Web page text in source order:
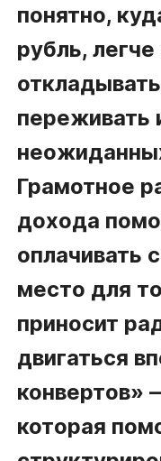
понятно,
рубль,
переживать
Грамотное
дохода
оплачивать
место для
приносит
двигаться
конвертов»
которая